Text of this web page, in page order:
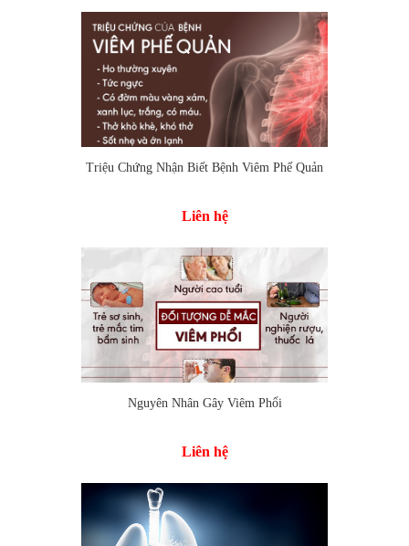
Triệu Chứng Nhận Biết Bệnh Viêm Phế Quản
Liên hệ
Nguyên Nhân Gây Viêm Phổi
Liên hệ